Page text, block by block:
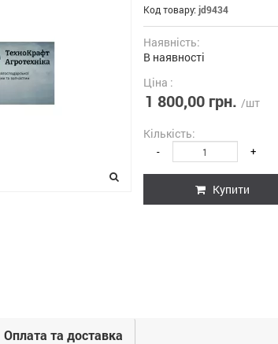
Код товару: jd9434
Наявність:
В наявності
Ціна :
1 800,00 грн. /шт
Кількість:
- +
Купити
Оплата та доставка